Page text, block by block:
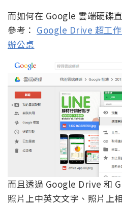
而如何在 Google 雲端硬碟
參考： Google Drive 超工
辦公桌
而且透過 Google Drive 和
照片上中英文文字、照片上